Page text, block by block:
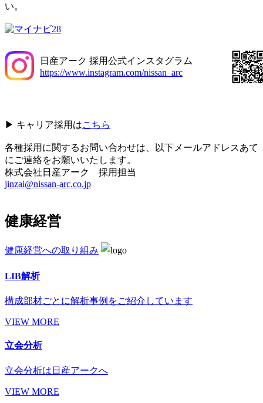
い。
日産アーク 採用公式インスタグラム
https://www.instagram.com/nissan_arc
▶ キャリア採用はこちら
各種採用に関するお問い合わせは、以下メールアドレスあて
にご連絡をお願いいたします。
株式会社日産アーク 採用担当
jinzai@nissan-arc.co.jp
健康経営
健康経営への取り組み
LIB解析
構成部材ごとに解析事例をご紹介しています
VIEW MORE
立会分析
立会分析は日産アークへ
VIEW MORE